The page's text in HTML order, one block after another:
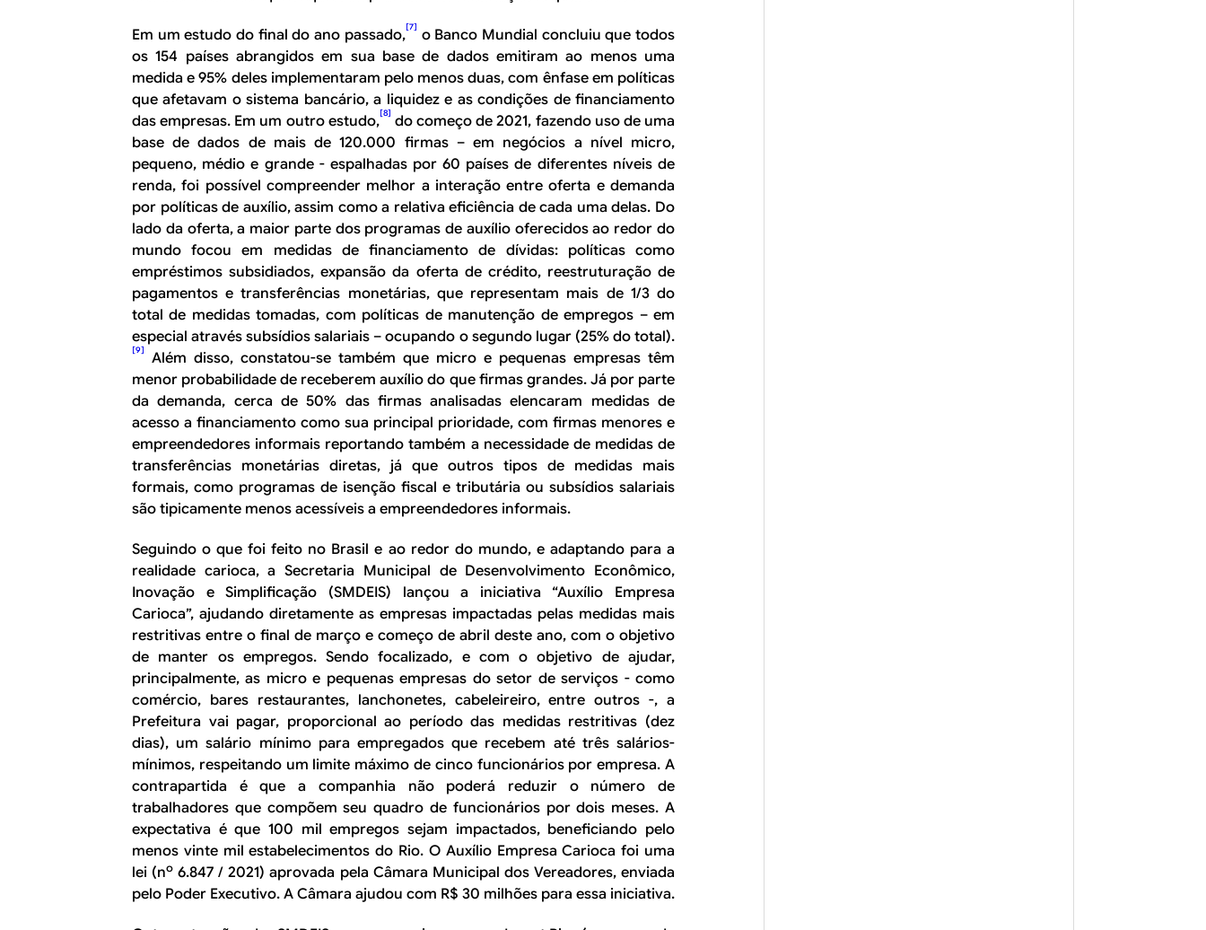
Em um estudo do final do ano passado,[7] o Banco Mundial concluiu que todos
os 154 países abrangidos em sua base de dados emitiram ao menos uma
medida e 95% deles implementaram pelo menos duas, com ênfase em políticas
que afetavam o sistema bancário, a liquidez e as condições de financiamento
das empresas. Em um outro estudo,[8] do começo de 2021, fazendo uso de uma
base de dados de mais de 120.000 firmas – em negócios a nível micro,
pequeno, médio e grande - espalhadas por 60 países de diferentes níveis de
renda, foi possível compreender melhor a interação entre oferta e demanda
por políticas de auxílio, assim como a relativa eficiência de cada uma delas. Do
lado da oferta, a maior parte dos programas de auxílio oferecidos ao redor do
mundo focou em medidas de financiamento de dívidas: políticas como
empréstimos subsidiados, expansão da oferta de crédito, reestruturação de
pagamentos e transferências monetárias, que representam mais de 1/3 do
total de medidas tomadas, com políticas de manutenção de empregos – em
especial através subsídios salariais – ocupando o segundo lugar (25% do total).
[9]
Além disso, constatou-se também que micro e pequenas empresas têm
menor probabilidade de receberem auxílio do que firmas grandes. Já por parte
da demanda, cerca de 50% das firmas analisadas elencaram medidas de
acesso a financiamento como sua principal prioridade, com firmas menores e
empreendedores informais reportando também a necessidade de medidas de
transferências monetárias diretas, já que outros tipos de medidas mais
formais, como programas de isenção fiscal e tributária ou subsídios salariais
são tipicamente menos acessíveis a empreendedores informais.
Seguindo o que foi feito no Brasil e ao redor do mundo, e adaptando para a
realidade carioca, a Secretaria Municipal de Desenvolvimento Econômico,
Inovação e Simplificação (SMDEIS) lançou a iniciativa “Auxílio Empresa
Carioca”, ajudando diretamente as empresas impactadas pelas medidas mais
restritivas entre o final de março e começo de abril deste ano, com o objetivo
de manter os empregos. Sendo focalizado, e com o objetivo de ajudar,
principalmente, as micro e pequenas empresas do setor de serviços - como
comércio, bares restaurantes, lanchonetes, cabeleireiro, entre outros -, a
Prefeitura vai pagar, proporcional ao período das medidas restritivas (dez
dias), um salário mínimo para empregados que recebem até três salários-
mínimos, respeitando um limite máximo de cinco funcionários por empresa. A
contrapartida é que a companhia não poderá reduzir o número de
trabalhadores que compõem seu quadro de funcionários por dois meses. A
expectativa é que 100 mil empregos sejam impactados, beneficiando pelo
menos vinte mil estabelecimentos do Rio. O Auxílio Empresa Carioca foi uma
lei (no 6.847 / 2021) aprovada pela Câmara Municipal dos Vereadores, enviada
pelo Poder Executivo. A Câmara ajudou com R$ 30 milhões para essa iniciativa.